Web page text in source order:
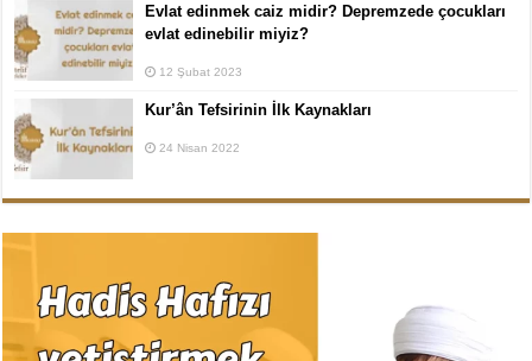
Evlat edinmek caiz midir? Depremzede çocukları
evlat edinebilir miyiz?
12 Şubat 2023
Kur’ân Tefsirinin İlk Kaynakları
24 Nisan 2022